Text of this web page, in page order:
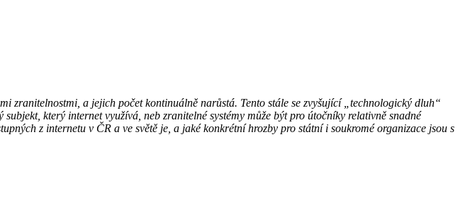
zranitelnostmi, a jejich počet kontinuálně narůstá. Tento stále se zvyšující „technologický dluh“
který internet využívá, neb zranitelné systémy může být pro útočníky relativně snadné
z internetu v ČR a ve světě je, a jaké konkrétní hrozby pro státní i soukromé organizace jsou s